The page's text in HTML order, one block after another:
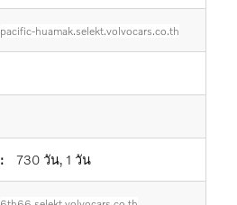
pacific-huamak.selekt.volvocars.co.th
730 วัน, 1 วัน